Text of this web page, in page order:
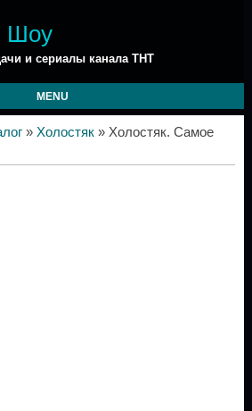
Шоу
и сериалы канала ТНТ
MENU
» Холостяк» Холостяк. Самое